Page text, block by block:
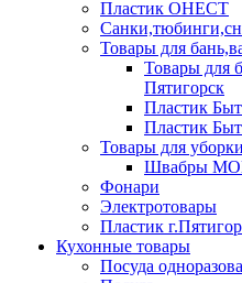
Пластик ОНЕСТ
Товары для
Товары для
Пятигорск
Пластик
Пластик
Товары для уборки
Швабры
Фонари
Электротовары
Пластик
Кухонные товары
Посуда